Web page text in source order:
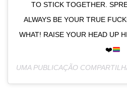
TO STICK TOGETHER.
ALWAYS BE YOUR TRUE
WHAT! RAISE YOUR HEAD UP
❤️
UMA PUBLICAÇÃO